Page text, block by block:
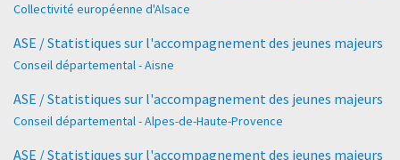
Collectivité européenne d'Alsace
ASE / Statistiques sur l'accompagnement des jeunes majeurs
Conseil départemental - Aisne
ASE / Statistiques sur l'accompagnement des jeunes majeurs
Conseil départemental - Alpes-de-Haute-Provence
ASE / Statistiques sur l'accompagnement des jeunes majeurs